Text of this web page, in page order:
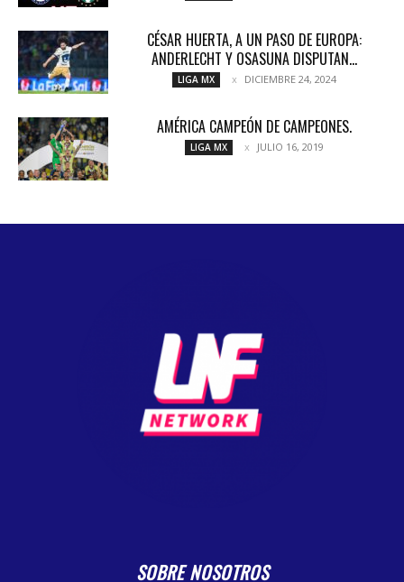
CÉSAR HUERTA, A UN PASO DE EUROPA:
ANDERLECHT Y OSASUNA DISPUTAN...
LIGA MX DICIEMBRE 24, 2024
AMÉRICA CAMPEÓN DE CAMPEONES.
LIGA MX JULIO 16, 2019
SOBRE NOSOTROS